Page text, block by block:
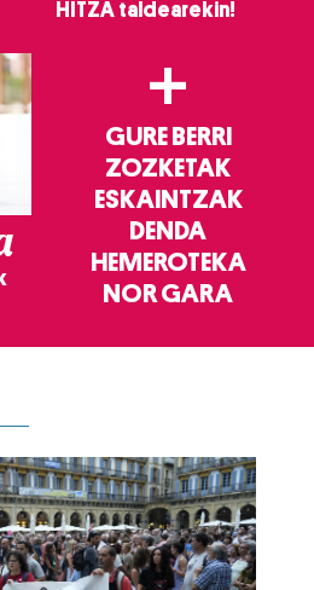
HITZA taldearekin!
+
GURE BERRI
ZOZKETAK
ESKAINTZAK
DENDA
HEMEROTEKA
NOR GARA